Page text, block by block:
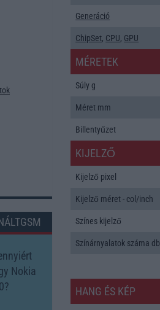
Nokia
Generáció
ChipSet, CPU, GPU
MÉRETEK
Súly g
Méret mm
Billentyűzet
KIJELZŐ
Kijelző pixel
Kijelző méret - col/inch
Színes kijelző
Színárnyalatok száma db
HANG ÉS KÉP